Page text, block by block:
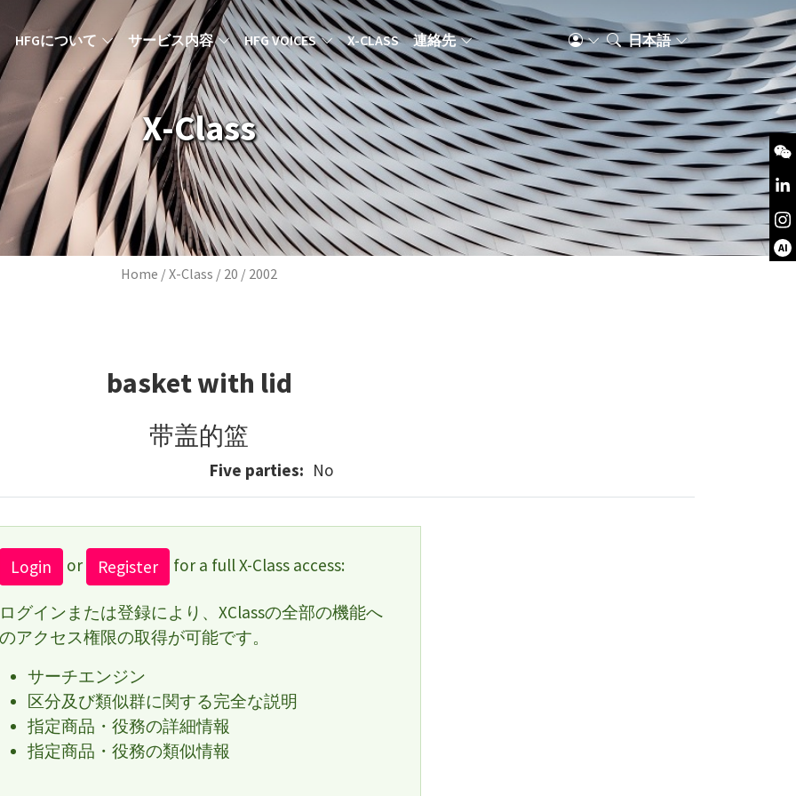
MAIN NAVIGATION JA
HFGについて サービス内容 HFG VOICES X-CLASS 連絡先 日本語
X-Class
Breadcrumb
Home X-Class 20 2002
basket with lid
带盖的篮
Five parties No
Login or Register for a full X-Class access:
ログインまたは登録により、XClassの全部の機能へ
のアクセス権限の取得が可能です。
サーチエンジン
区分及び類似群に関する完全な説明
指定商品・役務の詳細情報
指定商品・役務の類似情報
AI